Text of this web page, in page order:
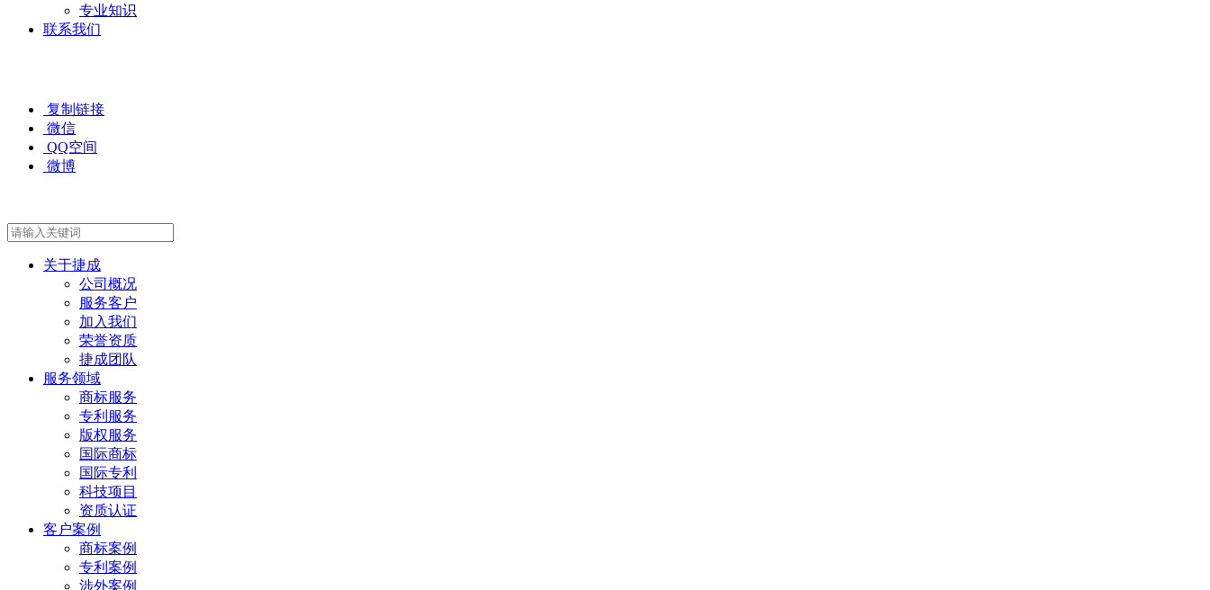
专业知识
联系我们
复制链接
微信
QQ空间
微博
关于捷成
公司概况
服务客户
加入我们
荣誉资质
捷成团队
服务领域
商标服务
专利服务
版权服务
国际商标
国际专利
科技项目
资质认证
客户案例
商标案例
专利案例
涉外案例